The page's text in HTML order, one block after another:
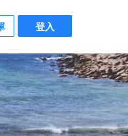
登入